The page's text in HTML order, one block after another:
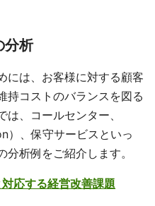
分析
には、お客様に対する顧客
持コストのバランスを図る
、コールセンター、
）、保守サービスといっ
析例をご紹介します。
応する経営改善課題